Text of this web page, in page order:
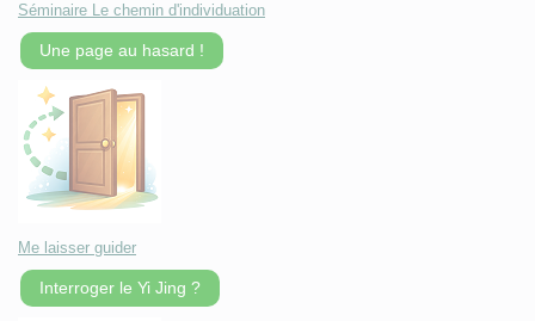
Séminaire Le chemin d'individuation
Une page au hasard !
Me laisser guider
Interroger le Yi Jing ?